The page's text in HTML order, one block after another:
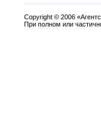
Copyright © 2006
При полном или